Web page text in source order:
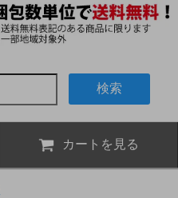
検索
カートを見る